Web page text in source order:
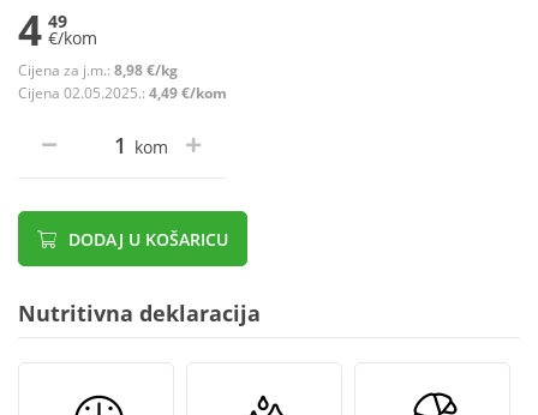
4 49
€/kom
Cijena za j.m.: 8,98 €/kg
Cijena 02.05.2025.: 4,49 €/kom
kom
DODAJ U KOŠARICU
Nutritivna deklaracija